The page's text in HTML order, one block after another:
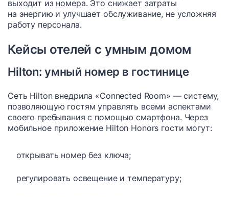
выходит из номера. Это снижает затраты
на энергию и улучшает обслуживание, не усложняя
работу персонала.
Кейсы отелей с умным домом
Hilton: умный номер в гостинице
Сеть Hilton внедрила «Connected Room» — систему,
позволяющую гостям управлять всеми аспектами
своего пребывания с помощью смартфона. Через
мобильное приложение Hilton Honors гости могут:
открывать номер без ключа;
регулировать освещение и температуру;